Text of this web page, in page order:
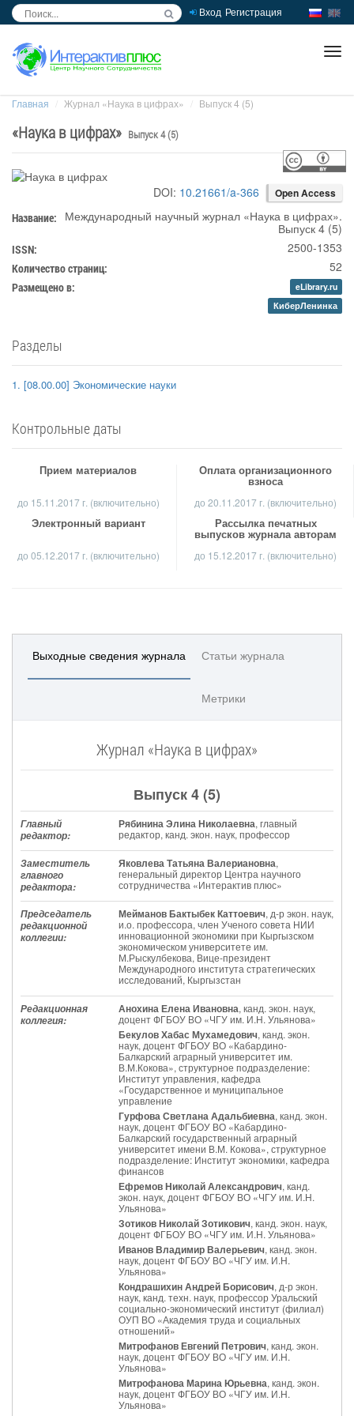
Вход Регистрация
Главная Журнал «Наука в цифрах» Выпуск 4 (5)
«Наука в цифрах» Выпуск 4 (5)
DOI: 10.21661/a-366 Open Access
Название: Международный научный журнал «Наука в цифрах».
Выпуск 4 (5)
ISSN: 2500-1353
Количество страниц: 52
Размещено в:
eLibrary.ru
КиберЛенинка
Разделы
1. [08.00.00] Экономические науки
Контрольные даты
Прием материалов
до 15.11.2017 г. (включительно)
Оплата организационного
взноса
до 20.11.2017 г. (включительно)
Электронный вариант
до 05.12.2017 г. (включительно)
Рассылка печатных
выпусков журнала авторам
до 15.12.2017 г. (включительно)
Выходные сведения журнала Статьи журнала
Метрики
Журнал «Наука в цифрах»
Выпуск 4 (5)
Главный
редактор:
Рябинина Элина Николаевна, главный
редактор, канд. экон. наук, профессор
Заместитель
главного
редактора:
Яковлева Татьяна Валериановна,
генеральный директор Центра научного
сотрудничества «Интерактив плюс»
Председатель
редакционной
коллегии:
Мейманов Бактыбек Каттоевич, д-р экон. наук,
и.о. профессора, член Ученого совета НИИ
инновационной экономики при Кыргызском
экономическом университете им.
М.Рыскулбекова, Вице-президент
Международного института стратегических
исследований, Кыргызстан
Редакционная
коллегия:
Анохина Елена Ивановна, канд. экон. наук,
доцент ФГБОУ ВО «ЧГУ им. И.Н. Ульянова»
Бекулов Хабас Мухамедович, канд. экон.
наук, доцент ФГБОУ ВО «Кабардино-
Балкарский аграрный университет им.
В.М.Кокова», структурное подразделение:
Институт управления, кафедра
«Государственное и муниципальное
управление
Гурфова Светлана Адальбиевна, канд. экон.
наук, доцент ФГБОУ ВО «Кабардино-
Балкарский государственный аграрный
университет имени В.М. Кокова», структурное
подразделение: Институт экономики, кафедра
финансов
Ефремов Николай Александрович, канд.
экон. наук, доцент ФГБОУ ВО «ЧГУ им. И.Н.
Ульянова»
Зотиков Николай Зотикович, канд. экон. наук,
доцент ФГБОУ ВО «ЧГУ им. И.Н. Ульянова»
Иванов Владимир Валерьевич, канд. экон.
наук, доцент ФГБОУ ВО «ЧГУ им. И.Н.
Ульянова»
Кондрашихин Андрей Борисович, д-р экон.
наук, канд. техн. наук, профессор Уральский
социально-экономический институт (филиал)
ОУП ВО «Академия труда и социальных
отношений»
Митрофанов Евгений Петрович, канд. экон.
наук, доцент ФГБОУ ВО «ЧГУ им. И.Н.
Ульянова»
Митрофанова Марина Юрьевна, канд. экон.
наук, доцент ФГБОУ ВО «ЧГУ им. И.Н.
Ульянова»